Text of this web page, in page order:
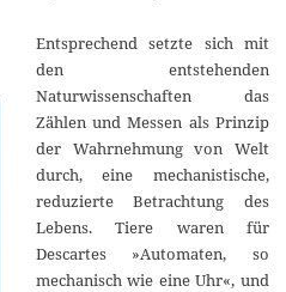
Entsprechend setzte sich mit
den entstehenden
Naturwissenschaften das
Zählen und Messen als Prinzip
der Wahrnehmung von Welt
durch, eine mechanistische,
reduzierte Betrachtung des
Lebens. Tiere waren für
Descartes »Automaten, so
mechanisch wie eine Uhr«, und